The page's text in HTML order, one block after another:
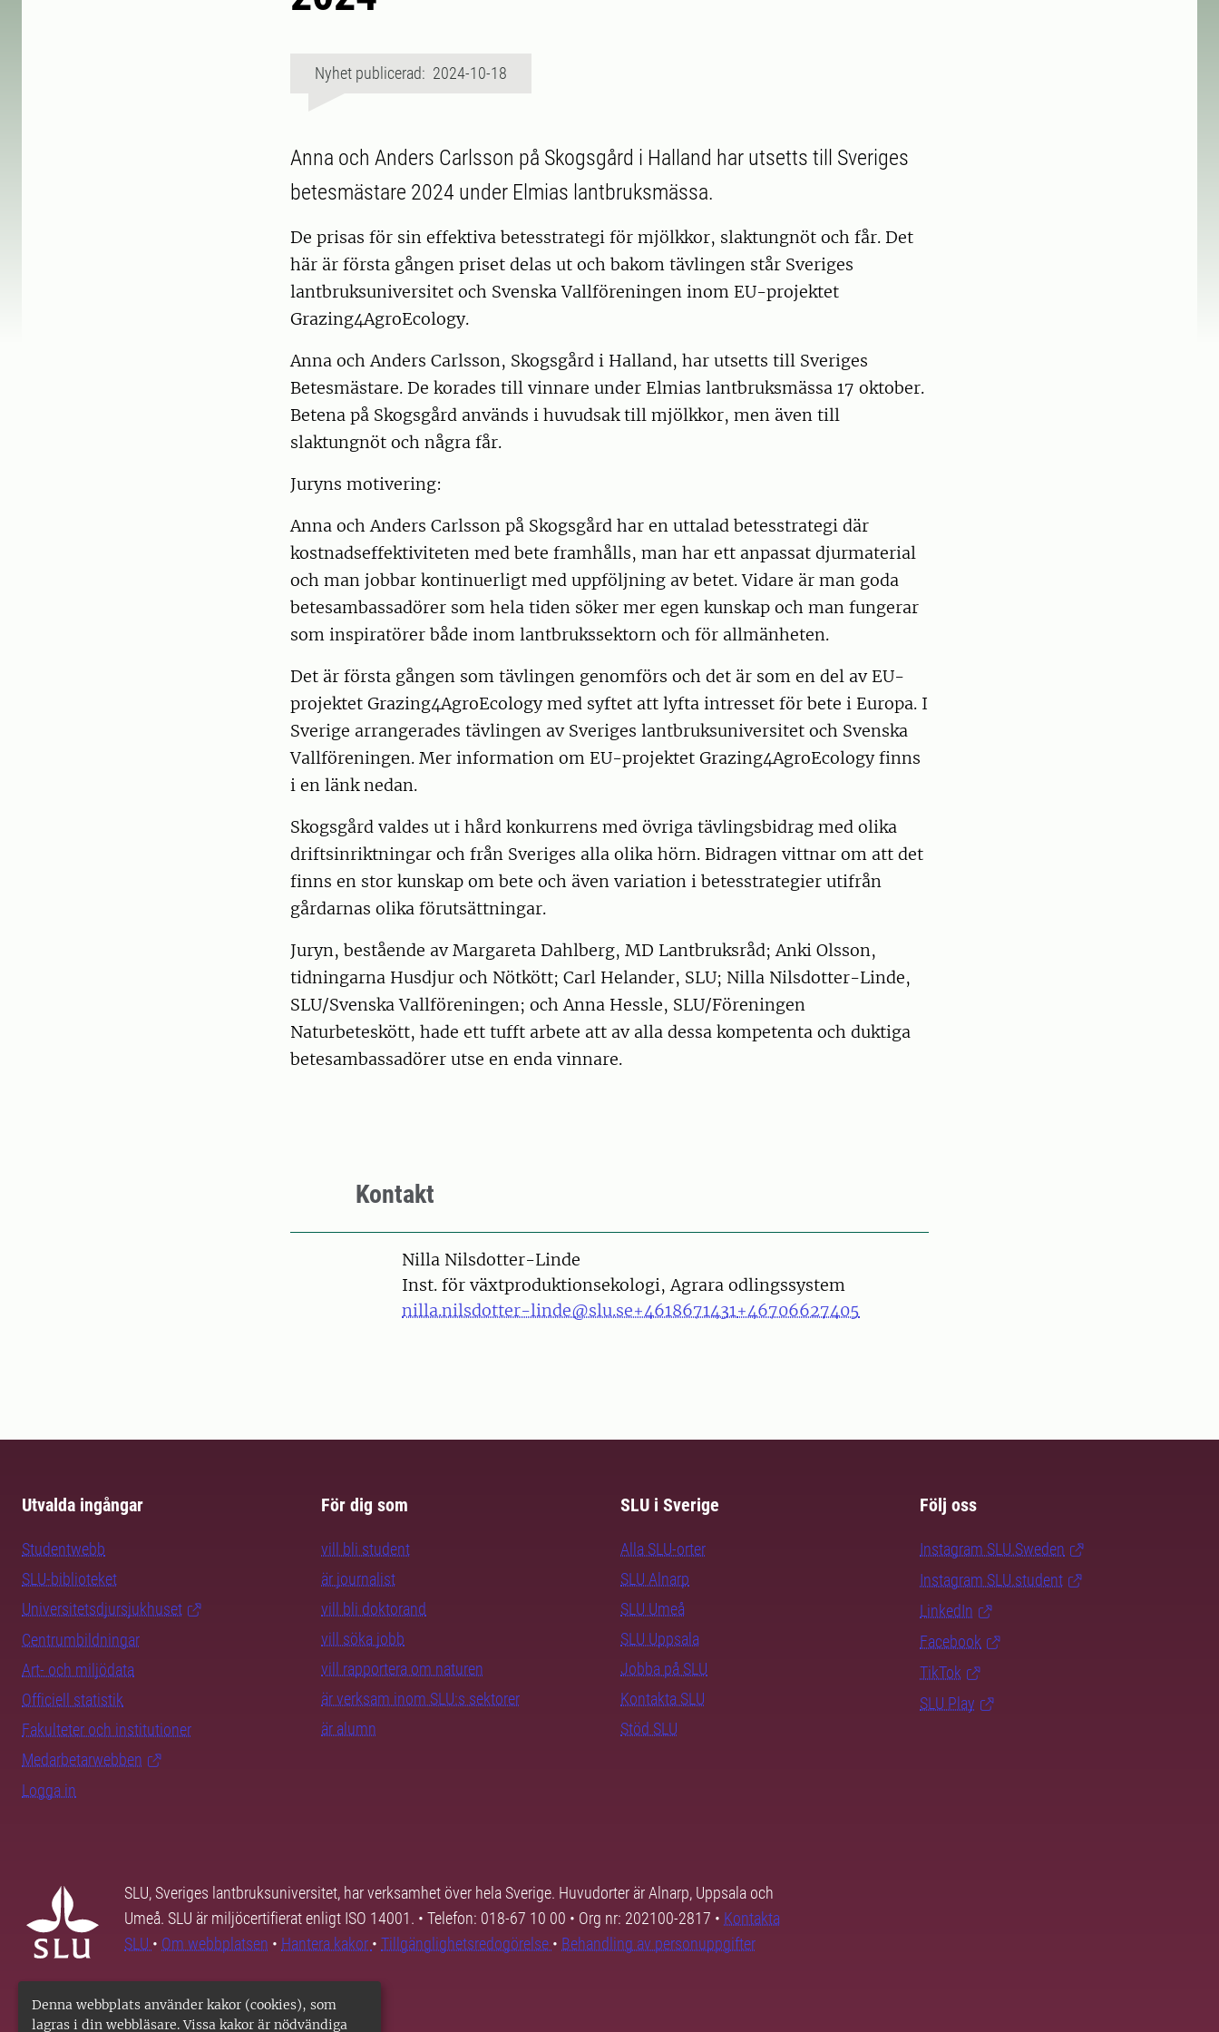
Denna webbplats använder kakor (cookies), som
lagras i din webbläsare. Vissa kakor är nödvändiga
Nyhet publicerad: 2024-10-18
Anna och Anders Carlsson på Skogsgård i Halland har utsetts till Sveriges
betesmästare 2024 under Elmias lantbruksmässa.
De prisas för sin effektiva betesstrategi för mjölkkor, slaktungnöt och får. Det
här är första gången priset delas ut och bakom tävlingen står Sveriges
lantbruksuniversitet och Svenska Vallföreningen inom EU-projektet
Grazing4AgroEcology.
Anna och Anders Carlsson, Skogsgård i Halland, har utsetts till Sveriges
Betesmästare. De korades till vinnare under Elmias lantbruksmässa 17 oktober.
Betena på Skogsgård används i huvudsak till mjölkkor, men även till
slaktungnöt och några får.
Juryns motivering:
Anna och Anders Carlsson på Skogsgård har en uttalad betesstrategi där
kostnadseffektiviteten med bete framhålls, man har ett anpassat djurmaterial
och man jobbar kontinuerligt med uppföljning av betet. Vidare är man goda
betesambassadörer som hela tiden söker mer egen kunskap och man fungerar
som inspiratörer både inom lantbrukssektorn och för allmänheten.
Det är första gången som tävlingen genomförs och det är som en del av EU-
projektet Grazing4AgroEcology med syftet att lyfta intresset för bete i Europa. I
Sverige arrangerades tävlingen av Sveriges lantbruksuniversitet och Svenska
Vallföreningen. Mer information om EU-projektet Grazing4AgroEcology finns
i en länk nedan.
Skogsgård valdes ut i hård konkurrens med övriga tävlingsbidrag med olika
driftsinriktningar och från Sveriges alla olika hörn. Bidragen vittnar om att det
finns en stor kunskap om bete och även variation i betesstrategier utifrån
gårdarnas olika förutsättningar.
Juryn, bestående av Margareta Dahlberg, MD Lantbruksråd; Anki Olsson,
tidningarna Husdjur och Nötkött; Carl Helander, SLU; Nilla Nilsdotter-Linde,
SLU/Svenska Vallföreningen; och Anna Hessle, SLU/Föreningen
Naturbeteskött, hade ett tufft arbete att av alla dessa kompetenta och duktiga
betesambassadörer utse en enda vinnare.
Kontakt
PersonNilla Nilsdotter-Linde
Inst. för växtproduktionsekologi, Agrara odlingssystem
nilla.nilsdotter-linde@slu.se+4618671431+46706627405
Utvalda ingångar
Studentwebb
SLU-biblioteket
Universitetsdjursjukhuset
Centrumbildningar
Art- och miljödata
Officiell statistik
Fakulteter och institutioner
Medarbetarwebben
Logga in
För dig som
vill bli student
är journalist
vill bli doktorand
vill söka jobb
vill rapportera om naturen
är verksam inom SLU:s sektorer
är alumn
SLU i Sverige
Alla SLU-orter
SLU Alnarp
SLU Umeå
SLU Uppsala
Jobba på SLU
Kontakta SLU
Stöd SLU
Följ oss
Instagram SLU.Sweden
Instagram SLU.student
LinkedIn
Facebook
TikTok
SLU Play
SLU, Sveriges lantbruksuniversitet, har verksamhet över hela Sverige. Huvudorter är Alnarp, Uppsala och
Umeå. SLU är miljöcertifierat enligt ISO 14001. • Telefon: 018-67 10 00 • Org nr: 202100-2817 • Kontakta
SLU • Om webbplatsen • Hantera kakor • Tillgänglighetsredogörelse • Behandling av personuppgifter